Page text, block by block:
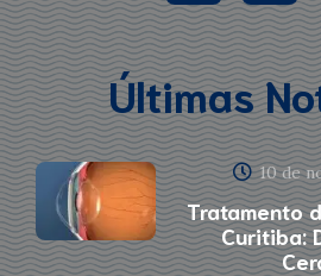
Últimas
10 de
Tratamento
Curitiba: